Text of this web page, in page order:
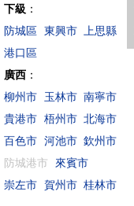
下級 ：
防城區 東興市 上思縣
港口區
廣西 ：
柳州市
玉林市 南寧市
貴港市 梧州市 北海市
百色市 河池市 欽州市
防城港市
來賓市
崇左市 賀州市 桂林市